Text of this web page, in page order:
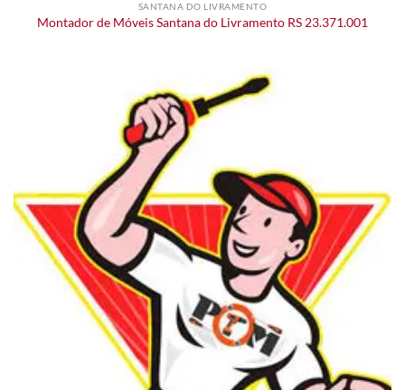
SANTANA DO LIVRAMENTO
Montador de Móveis Santana do Livramento RS 23.371.001